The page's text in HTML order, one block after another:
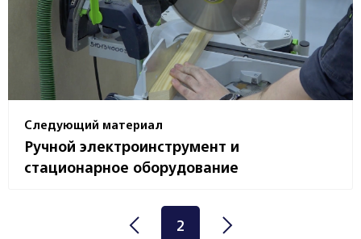
Следующий материал
Ручной электроинструмент и
стационарное оборудование
2